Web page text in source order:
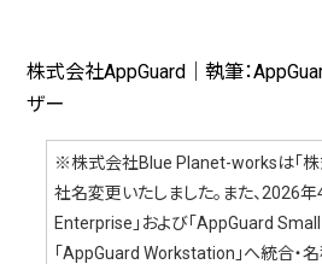
株式会社AppGuard｜執筆：
ザー
※株式会社Blue Planet-worksは「株
社名変更いたしました。また、2026
Enterprise」および「AppGuard
「AppGuard Workstation」へ統合・